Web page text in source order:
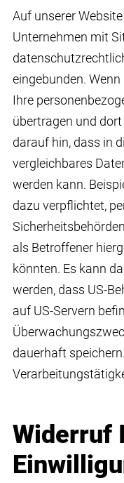
Auf unserer
Unternehmen mit
eingebunden.
Ihre
übertragen und
darauf hin, dass in
vergleichbares
werden kann.
dazu verpflichtet,
als Betroffener
könnten. Es kann
werden, dass US-
auf US-Servern
dauerhaft
Widerruf